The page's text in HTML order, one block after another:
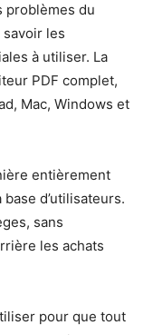
problèmes du
les
à utiliser. La
PDF complet,
Mac, Windows et
entièrement
d’utilisateurs.
sans
les achats
pour que tout